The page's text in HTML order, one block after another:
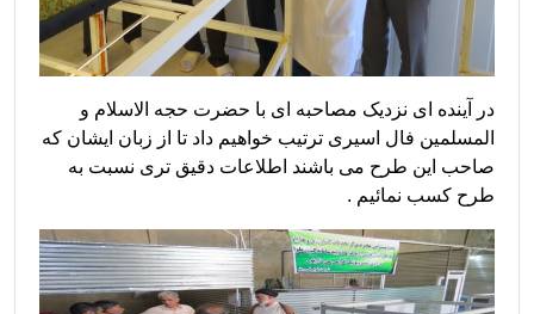
در آینده ای نزدیک مصاحبه ای با حضرت حجه الاسلام و
المسلمین فال اسیری ترتیب خواهیم داد تا از زبان ایشان که
صاحب این طرح می باشند اطلاعات دقیق تری نسبت به
طرح کسب نمائیم .